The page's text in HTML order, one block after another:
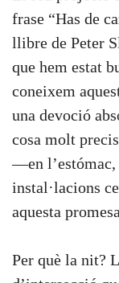
frase “Has de
llibre de Peter
que hem estat
coneixem
una devoció
cosa molt
—en
instal·lacions
aquesta
Per què la nit?